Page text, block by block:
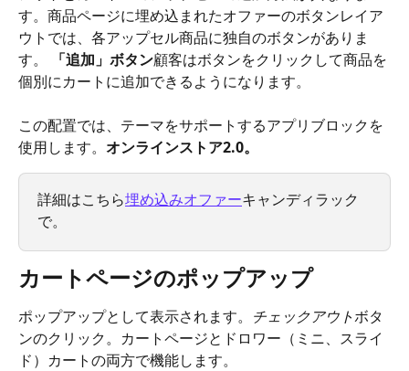
す。商品ページに埋め込まれたオファーのボタンレイア
ウトでは、各アップセル商品に独自のボタンがありま
す。
「追加」ボタン顧客はボタンをクリックして商品を
個別にカートに追加できるようになります。
この配置では、テーマをサポートするアプリブロックを
使用します。 オンラインストア2.0。
詳細はこちら埋め込みオファーキャンディラック
で。
カートページのポップアップ
ポップアップとして表示されます。 チェックアウトボタ
ンのクリック。カートページとドロワー（ミニ、スライ
ド）カートの両方で機能します。